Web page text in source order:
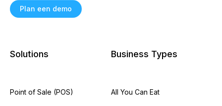
Plan een demo
Solutions
Point of Sale (POS)
Business Types
All You Can Eat